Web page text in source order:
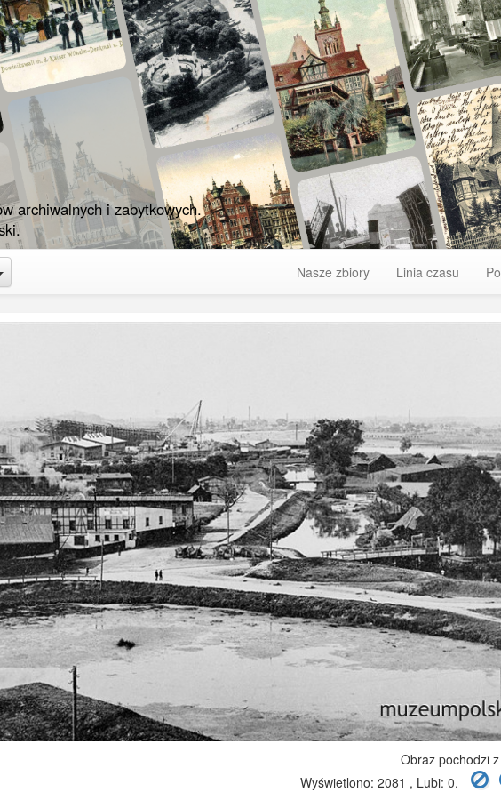
archiwalnych i zabytkowych.
Toggle Dropdown Nasze zbiory Linia czasu
Obraz pochodzi z
Wyświetlono: 2081 , Lubi: 0.